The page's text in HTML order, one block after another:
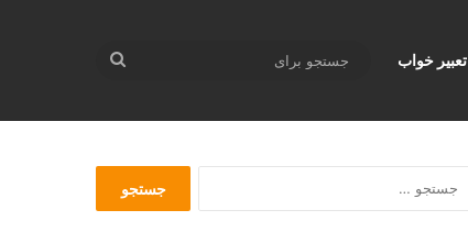
خواب